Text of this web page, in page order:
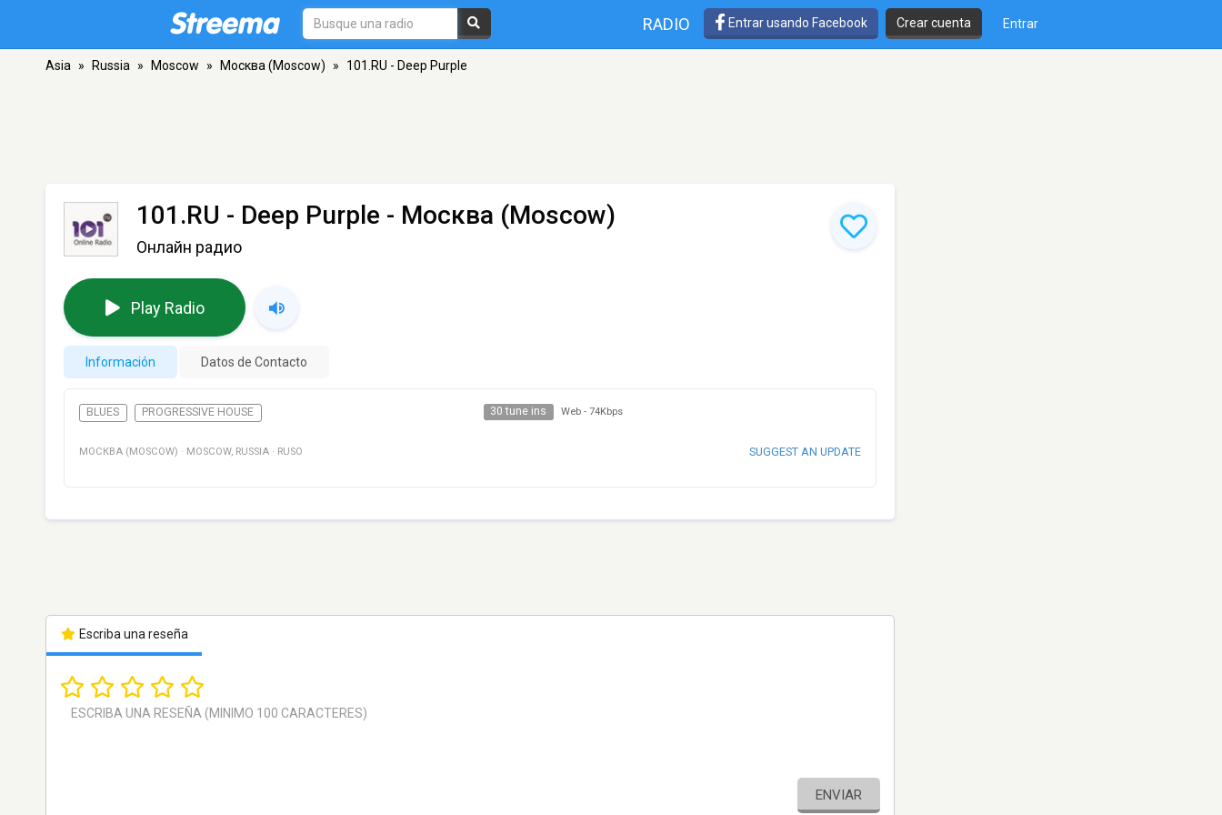
RADIO Entrar usando Facebook Crear cuenta Entrar
Asia » Russia » Moscow » Москва (Moscow) » 101.RU - Deep Purple
101.RU - Deep Purple - Москва (Moscow)
Онлайн радио
Play Radio
Información Datos de Contacto
BLUES PROGRESSIVE HOUSE 30 tune ins Web - 74Kbps
МОСКВА (MOSCOW) · MOSCOW, RUSSIA · RUSO SUGGEST AN UPDATE
Escriba una reseña
ENVIAR